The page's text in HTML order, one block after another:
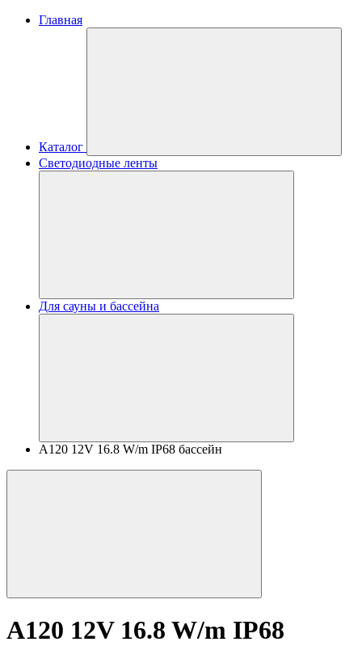
Главная
Каталог
Светодиодные ленты
Для сауны и бассейна
A120 12V 16.8 W/m IP68 бассейн
A120 12V 16.8 W/m IP68